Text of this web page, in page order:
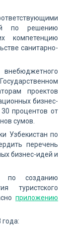
по решению
компетенцию
санитарно-
проектов
бизнес-
процентов от
сумов.
Узбекистан по
перечень
бизнес-идей и
по созданию
туристского
приложению